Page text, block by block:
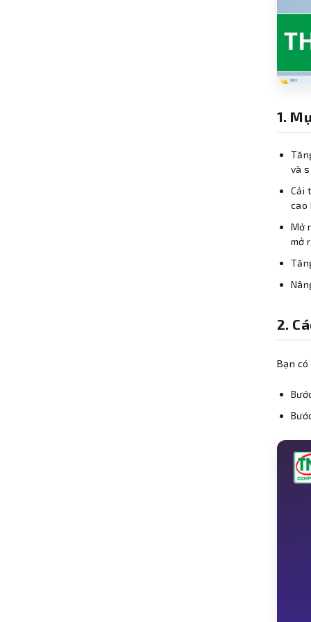
1.
và
Cải
cao
Mở
mở
2.
Bạn